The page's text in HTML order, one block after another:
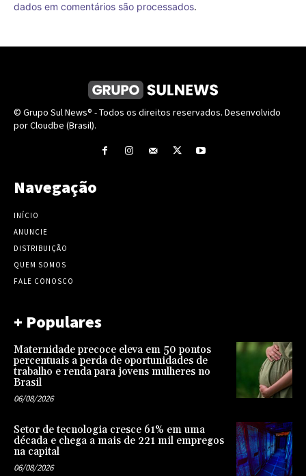
dados em comentários são processados.
© Grupo Sul News® - Todos os direitos reservados. Desenvolvido
por Cloudbe (Brasil).
Navegação
INÍCIO
ANUNCIE
DISTRIBUIÇÃO
QUEM SOMOS
FALE CONOSCO
+ Populares
Maternidade precoce eleva em 50 pontos
percentuais a perda de oportunidades de
trabalho e renda para jovens mulheres no
Brasil
06/08/2026
Setor de tecnologia cresce 61% em uma
década e chega a mais de 221 mil empregos
na capital
06/08/2026